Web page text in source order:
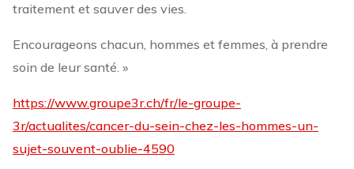
traitement et sauver des vies.
Encourageons chacun, hommes et femmes, à prendre
soin de leur santé. »
https://www.groupe3r.ch/fr/le-groupe-
3r/actualites/cancer-du-sein-chez-les-hommes-un-
sujet-souvent-oublie-4590